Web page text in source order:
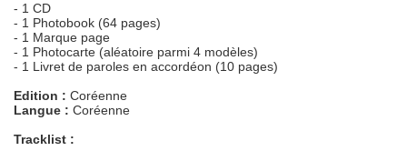
- 1 CD
- 1 Photobook (64 pages)
- 1 Marque page
- 1 Photocarte (aléatoire parmi 4 modèles)
- 1 Livret de paroles en accordéon (10 pages)
Edition : Coréenne
Langue : Coréenne
Tracklist :